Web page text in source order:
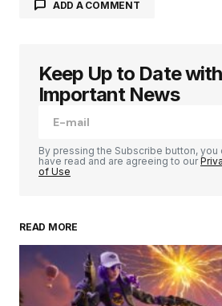
ADD A COMMENT
Votre adresse e-mail ne sera
champs obligatoires sont
Your Name
Your E-mail*
Keep Up to Date
Important News
By pressing the Subscribe button, you
have read and are agreeing to our
of Use
READ MORE